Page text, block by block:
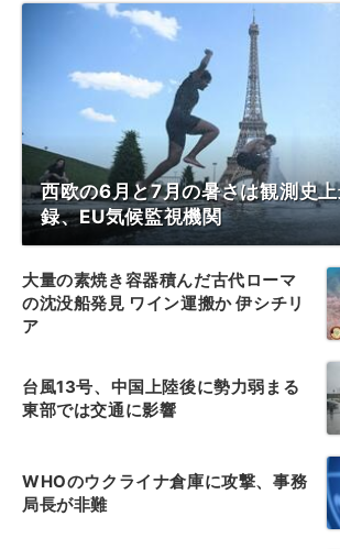
西欧の6月と7月の暑さは観測史
録、EU気候監視機関
大量の素焼き容器積んだ古代ローマ
の沈没船発見 ワイン運搬か 伊シチリ
ア
台風13号、中国上陸後に勢力弱まる
東部では交通に影響
WHOのウクライナ倉庫に攻撃、事務
局長が非難